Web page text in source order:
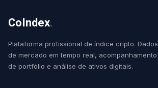
CoIndex.
Plataforma profissional de índice cripto. Dados
de mercado em tempo real, acompanhamento
de portfólio e análise de ativos digitais.